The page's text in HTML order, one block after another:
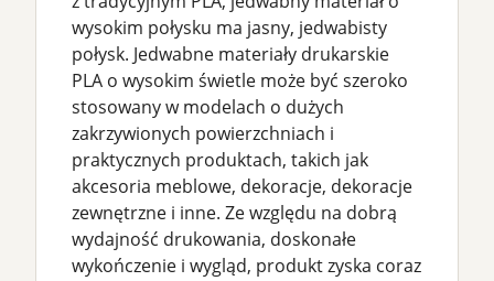
wysokim połysku ma jasny, jedwabisty
połysk. Jedwabne materiały drukarskie
PLA o wysokim świetle może być szeroko
stosowany w modelach o dużych
zakrzywionych powierzchniach i
praktycznych produktach, takich jak
akcesoria meblowe, dekoracje, dekoracje
zewnętrzne i inne. Ze względu na dobrą
wydajność drukowania, doskonałe
wykończenie i wygląd, produkt zyska coraz